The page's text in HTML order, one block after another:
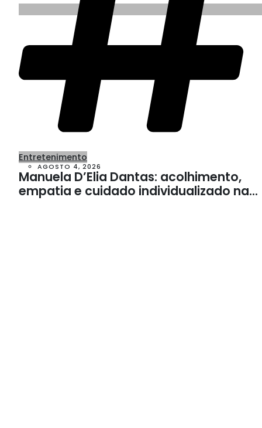
Entretenimento
AGOSTO 4, 2026
Manuela D’Elia Dantas: acolhimento,
empatia e cuidado individualizado na